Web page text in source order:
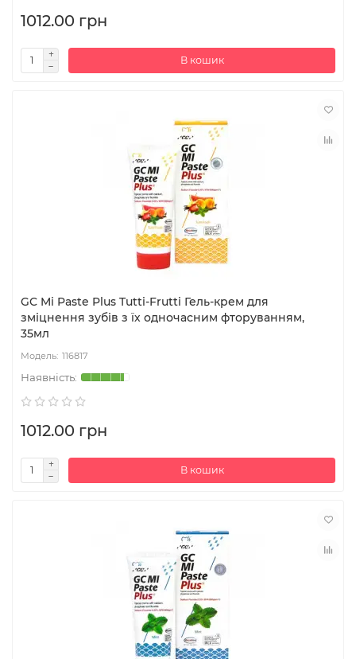
1012.00 грн
В кошик
GC Mi Paste Plus Tutti-Frutti Гель-крем для
зміцнення зубів з їх одночасним фторуванням,
35мл
116817
1012.00 грн
В кошик